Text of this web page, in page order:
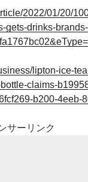
2022/01/20/
gets-drinks-
lipton-ice-
claims-
b200-4eeb-
サーリンク